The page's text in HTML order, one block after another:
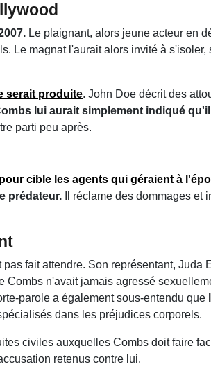
Le plaignant, alors jeune acteur en
Le magnat l'aurait alors invité à
serait produite. John Doe décrit des
lui aurait simplement indiqué
parti peu après.
cible les agents qui géraient à
prédateur.
Il réclame des dommages
fait attendre. Son représentant,
Combs n'avait jamais agressé
parole a également sous-entendu que
dans les préjudices corporels.
civiles auxquelles Combs doit faire
retenus contre lui.